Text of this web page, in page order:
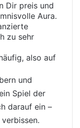
Dir preis und
Aura.
zu sehr
also auf
und
Spiel der
darauf ein –